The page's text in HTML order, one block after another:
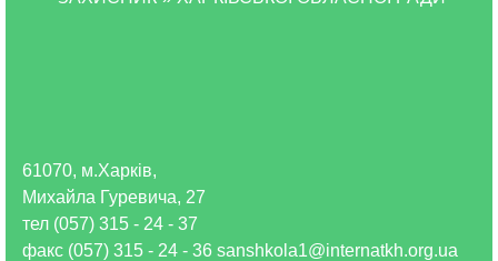
61070, м.Харків,
Михайла Гуревича, 27
тел (057) 315 - 24 - 37
факс (057) 315 - 24 - 36 sanshkola1@internatkh.org.ua